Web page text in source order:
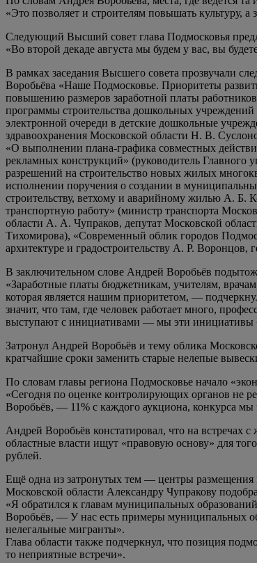
«Это позволяет и строителям повышать культуру,
Следующий Высший совет глава Подмосковья
«Во второй декаде августа мы будем у вас, вы
В рамках заседания Высшего совета прозвучали
Воробьёва «Наше Подмосковье. Приоритеты
повышению размеров заработной платы
программы строительства дошкольных
электронной очереди в детские дошкольные
здравоохранения Московской области Н. В.
«О выполнении плана-графика совместных
рекламных конструкций» (руководитель Главного
разрешений на строительство новых жилых
исполнении поручения о создании в
строительству, ветхому и аварийному жилью А. Б.
транспортную работу» (министр транспорта
области А. А. Чупраков, депутат Московской
Тихомирова), «Современный облик городов
архитектуре и градостроительству А. Р.
В заключительном слове Андрей Воробьёв
«Заработные платы бюджетникам, учителям,
которая является нашим приоритетом, —
значит, что там, где человек работает много,
выступают с инициативами — мы эти инициативы
Затронул Андрей Воробьёв и тему облика
кратчайшие сроки заменить старые нелепые
По словам главы региона Подмосковье начало
«Сегодня по оценке контролирующих органов не
Воробьёв, — 11% с каждого аукциона, конкурса
Андрей Воробьёв констатировал, что на встречах
областные власти ищут «правовую основу» для
рублей.
Ещё одна из затронутых тем — центры размещения
Московской области Александру Чупракову
«Я обратился к главам муниципальных
Воробьёв, — У нас есть примеры муниципальных
нелегальные мигранты».
Глава области также подчеркнул, что позиция
то неприятные встречи».